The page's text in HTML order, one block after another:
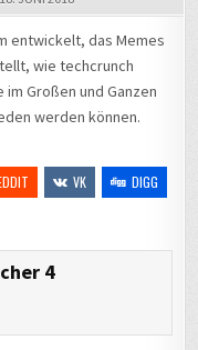
entwickelt, das Memes
wie techcrunch
Großen und Ganzen
werden können.
VK
DIGG
4